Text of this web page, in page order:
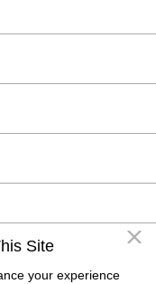
abide by the Terms of Use for
Site
your experience